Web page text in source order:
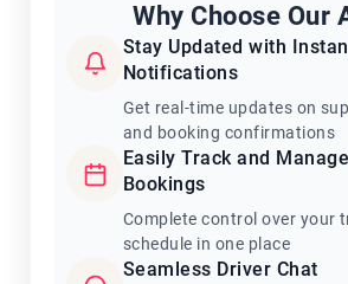
Why Choose Our
Stay Updated with
Notifications
Get real-time updates on
and booking confirmations
Easily Track and
Bookings
Complete control over your
schedule in one place
Seamless Driver Chat